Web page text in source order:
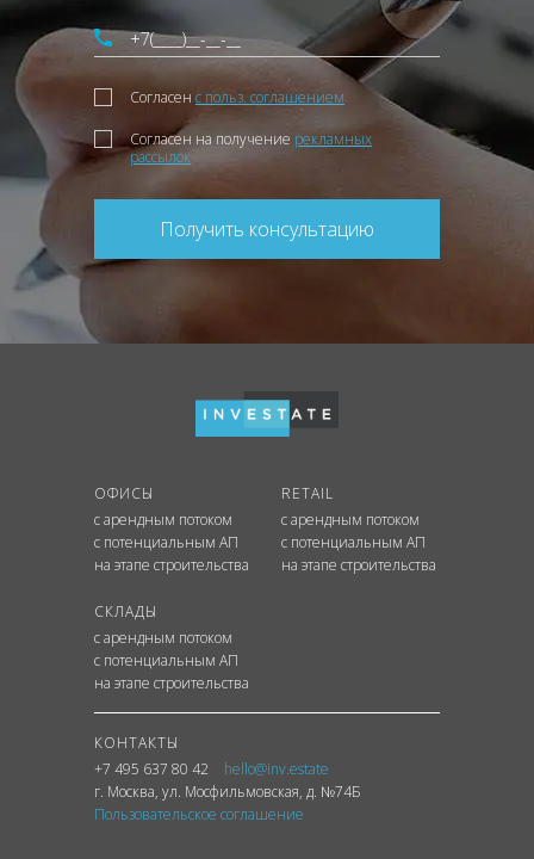
Согласен с польз. соглашением
Согласен на получение рекламных
рассылок
Получить консультацию
ОФИСЫ
с арендным потоком
с потенциальным АП
на этапе строительства
RETAIL
с арендным потоком
с потенциальным АП
на этапе строительства
СКЛАДЫ
с арендным потоком
с потенциальным АП
на этапе строительства
КОНТАКТЫ
+7 495 637 80 42
hello@inv.estate
г. Москва, ул. Мосфильмовская, д. №74Б
Пользовательское соглашение